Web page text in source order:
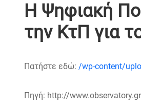
Η Ψηφιακή
την ΚτΠ για
Πατήστε εδώ: /wp-content/
Πηγή: http://